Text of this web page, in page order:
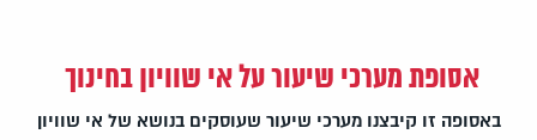
אסופת מערכי שיעור על אי שוויון בחינוך
באסופה זו קיבצנו מערכי שיעור שעוסקים בנושא של אי שוויון